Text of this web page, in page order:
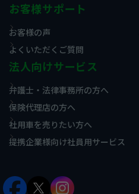
お客様サポート
お客様の声
よくいただくご質問
法人向けサービス
弁護士・法律事務所の方へ
保険代理店の方へ
社用車を売りたい方へ
提携企業様向け社員用サービス